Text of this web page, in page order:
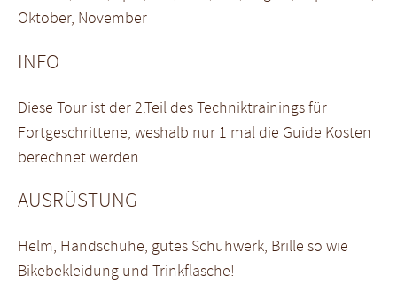
Oktober, November
INFO
Diese Tour ist der 2.Teil des Techniktrainings für
Fortgeschrittene, weshalb nur 1 mal die Guide Kosten
berechnet werden.
AUSRÜSTUNG
Helm, Handschuhe, gutes Schuhwerk, Brille so wie
Bikebekleidung und Trinkflasche!